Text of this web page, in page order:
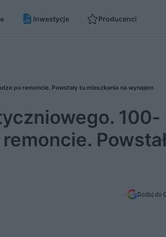
Inwestycje Producenci
po remoncie. Powstały tu mieszkania na wynajem
100-
Dodaj do